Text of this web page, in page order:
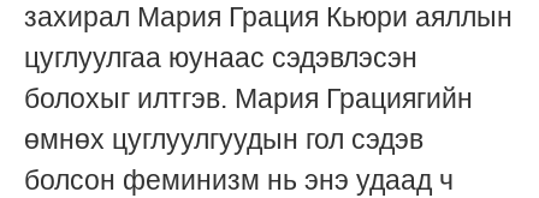
захирал Мария Грация Кьюри аяллын
цуглуулгаа юунаас сэдэвлэсэн
болохыг илтгэв. Мария Грациягийн
өмнөх цуглуулгуудын гол сэдэв
болсон феминизм нь энэ удаад ч